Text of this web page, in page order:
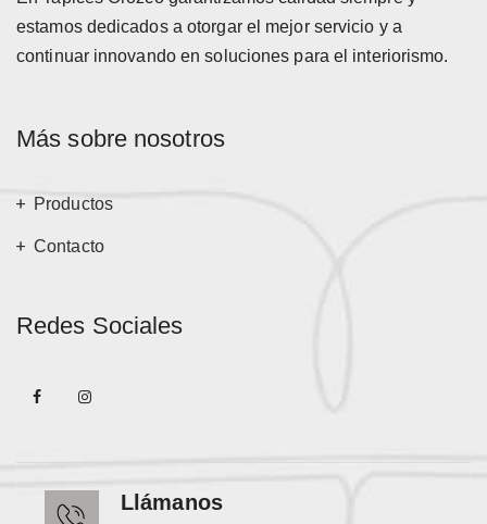
estamos dedicados a otorgar el mejor servicio y a
continuar innovando en soluciones para el interiorismo.
Más sobre nosotros
Productos
Contacto
Redes Sociales
Llámanos